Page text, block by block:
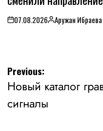
on07.08.2026Posted
Аружан Ибраева
Навигация
по
записям
Previous:
Новый каталог
сигналы